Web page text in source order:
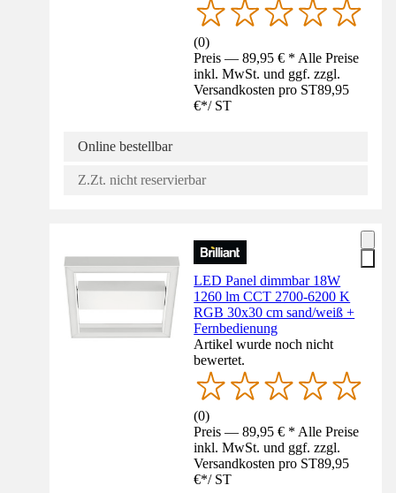
(0)
Preis — 89,95 € * Alle Preise
inkl. MwSt. und ggf. zzgl.
Versandkosten pro ST89,95
€*/ ST
Online bestellbar
Z.Zt. nicht reservierbar
LED Panel dimmbar 18W
1260 lm CCT 2700-6200 K
RGB 30x30 cm sand/weiß +
Fernbedienung
Artikel wurde noch nicht
bewertet.
(0)
Preis — 89,95 € * Alle Preise
inkl. MwSt. und ggf. zzgl.
Versandkosten pro ST89,95
€*/ ST